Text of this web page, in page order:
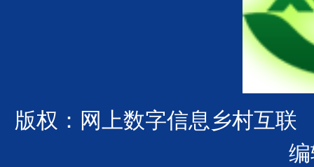
版权：网上数字信息乡村互